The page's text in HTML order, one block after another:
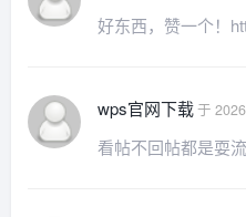
好东西，赞一个！
wps官网下载于
看帖不回帖都是耍